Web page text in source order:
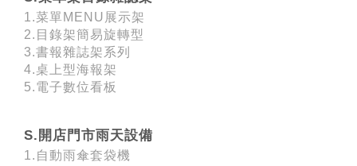
1.菜單MENU展示架
2.目錄架簡易旋轉型
3.書報雜誌架系列
4.桌上型海報架
5.電子數位看板
S.開店門市雨天設備
1.自動雨傘套袋機